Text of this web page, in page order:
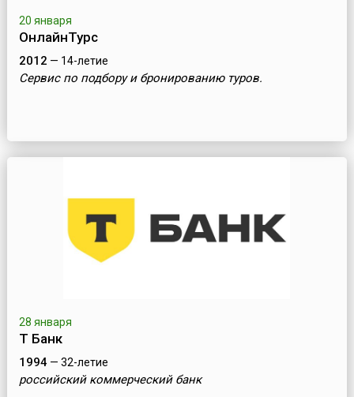
20 января
ОнлайнТурс
2012 — 14-летие
Сервис по подбору и бронированию туров.
28 января
Т Банк
1994— 32-летие
российский коммерческий банк